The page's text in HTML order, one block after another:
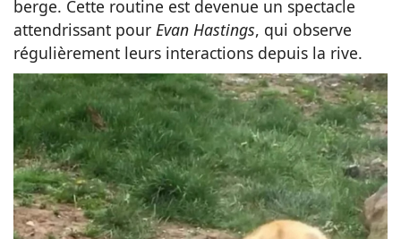
berge. Cette routine est devenue un spectacle
attendrissant pour Evan Hastings, qui observe
régulièrement leurs interactions depuis la rive.